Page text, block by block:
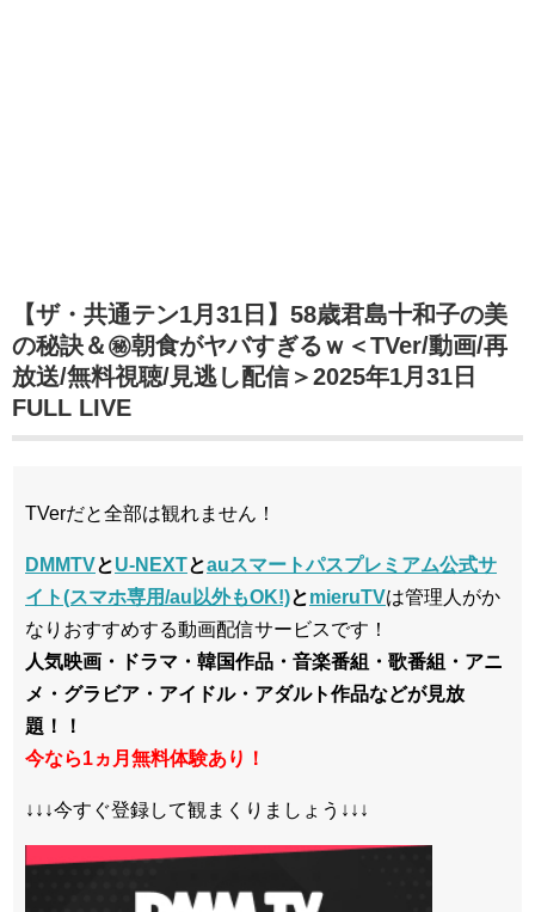
【ザ・共通テン1月31日】58歳君島十和子の美
の秘訣＆㊙朝食がヤバすぎるｗ＜TVer/動画/再
放送/無料視聴/見逃し配信＞2025年1月31日
FULL LIVE
TVerだと全部は観れません！
DMMTVとU-NEXTとauスマートパスプレミアム公式サ
イト(スマホ専用/au以外もOK!)とmieruTVは管理人がか
なりおすすめする動画配信サービスです！
人気映画・ドラマ・韓国作品・音楽番組・歌番組・アニ
メ・グラビア・アイドル・アダルト作品などが見放
題！！
今なら1ヵ月無料体験あり！
↓↓↓今すぐ登録して観まくりましょう↓↓↓